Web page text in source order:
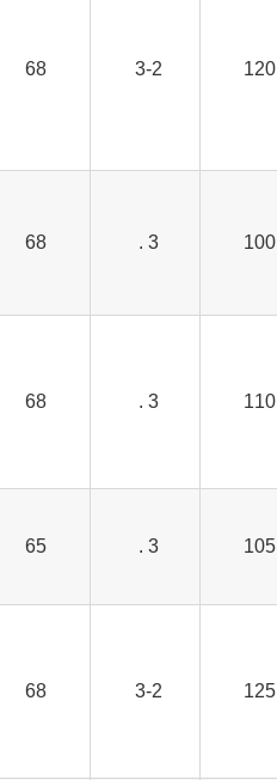
120
3-2
68
100
3 .
68
110
3 .
68
105
3 .
65
125
3-2
68